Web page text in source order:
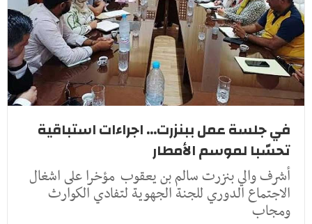
في جلسة عمل ببنزرت... اجراءات استباقية
تحسّبا لموسم الأمطار
أشرف والي بنزرت سالم بن يعقوب مؤخرا على اشغال
الاجتماع الدوري للجنة الجهوية لتفادي الكوارث
ومجاب